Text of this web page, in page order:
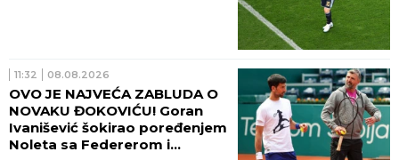
11:32 08.08.2026
OVO JE NAJVEĆA ZABLUDA O
NOVAKU ĐOKOVIĆU! Goran
Ivanišević šokirao poređenjem
Noleta sa Federerom i